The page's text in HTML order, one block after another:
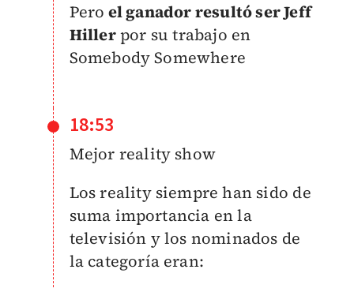
Pero el ganador resultó ser Jeff
Hillerpor su trabajo en
Somebody Somewhere
18:53
Mejor reality show
Los reality siempre han sido de
suma importancia en la
televisión y los nominados de
la categoría eran: